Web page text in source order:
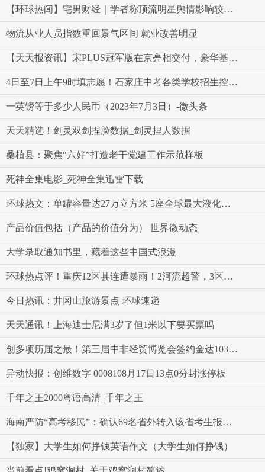
【环球热闻】宅男财经｜学者称顶流明星舆情影响较大，相关公司应给投资者交代
物流从业人员指数重回景气区间 就业改善明显
【天天报资讯】宋PLUS冠军版在京亮相交付，豪华基因更加强大
4日至7日上午9时填志愿！石家庄中考各类学校招生控制分数线公布|世界速讯
一英镑等于多少人民币（2023年7月3日）-微头条
天天精选！剑灵双剑捏脸数据_剑灵捏人数据
桑植县：聚焦“六好”打造老干党建工作示范样板
死神全集电影_死神全集迅雷下载
环球热文：单罐容量达27万立方米 5座全球最大液化天然气储罐主体结构完工
产品价值包括（产品的价值分为） 世界微动态
大学录取通知书里，藏着这些中国式浪漫
环球热点评！重庆12区县连遭暴雨！2河流超警，3区县地质灾害风险高！
今日热讯：井冈山旅游景点 环球速递
天天通讯！上海迪士尼满3岁了但1米以下要买票吗
创多项历届之最！第三届中非经贸博览会签约金达103亿美元
异动快报：创维数字 0008108月17日13点0分封涨停板
千年之王2000粤语高清_千年之王
海南严防“高考移民”：确认69名省外转入该省考生报考资格受限
【独家】大学生如何挣钱英语作文（大学生如何挣钱）